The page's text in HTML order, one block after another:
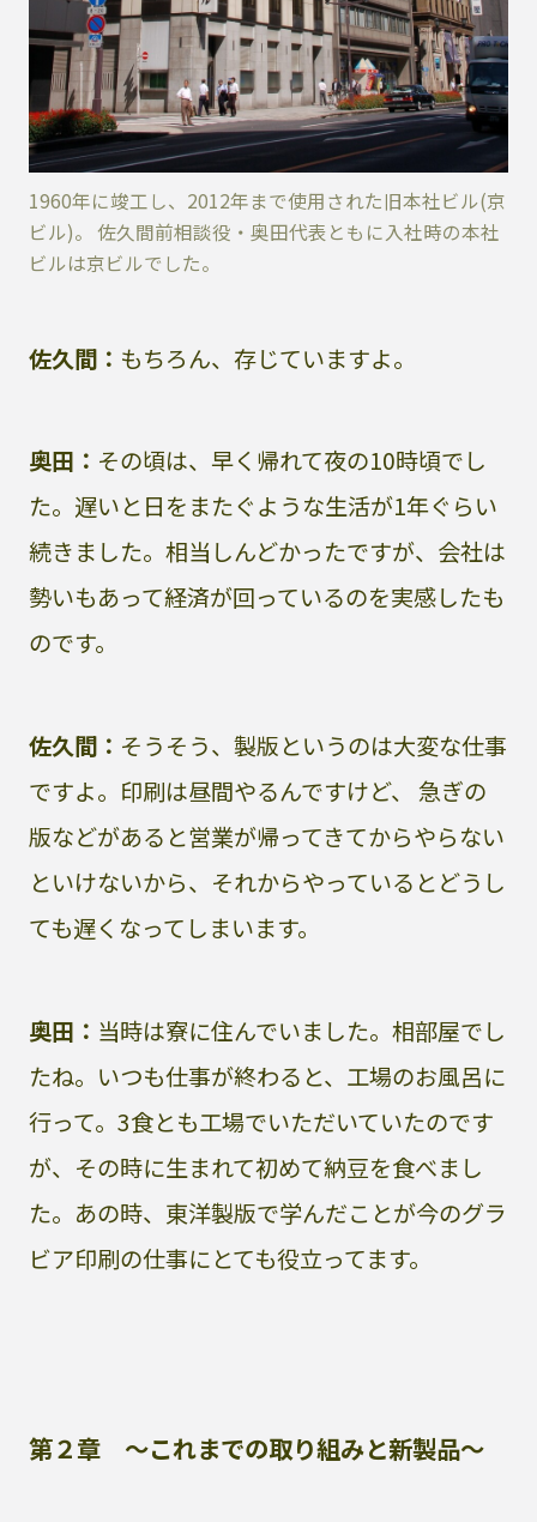
1960年に竣工し、2012年まで使用された旧本社ビル(京
ビル)。 佐久間前相談役・奥田代表ともに入社時の本社
ビルは京ビルでした。
佐久間： もちろん、存じていますよ。
奥田： その頃は、早く帰れて夜の10時頃でし
た。遅いと日をまたぐような生活が1年ぐらい
続きました。相当しんどかったですが、会社は
勢いもあって経済が回っているのを実感したも
のです。
佐久間： そうそう、製版というのは大変な仕事
ですよ。印刷は昼間やるんですけど、 急ぎの
版などがあると営業が帰ってきてからやらない
といけないから、それからやっているとどうし
ても遅くなってしまいます。
奥田： 当時は寮に住んでいました。相部屋でし
たね。いつも仕事が終わると、工場のお風呂に
行って。3食とも工場でいただいていたのです
が、その時に生まれて初めて納豆を食べまし
た。あの時、東洋製版で学んだことが今のグラ
ビア印刷の仕事にとても役立ってます。
第２章 〜これまでの取り組みと新製品〜